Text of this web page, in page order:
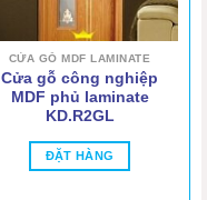
CỬA GỖ MDF LAMINATE
Cửa gỗ công nghiệp
MDF phủ laminate
KD.R2GL
ĐẶT HÀNG